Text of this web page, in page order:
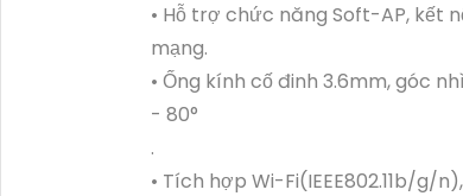
• Hỗ trợ chức năng Soft-AP, kết
mạng.
• Ống kính cố đinh 3.6mm, góc
- 80°
.
• Tích hợp Wi-Fi(IEEE802.11b/g/